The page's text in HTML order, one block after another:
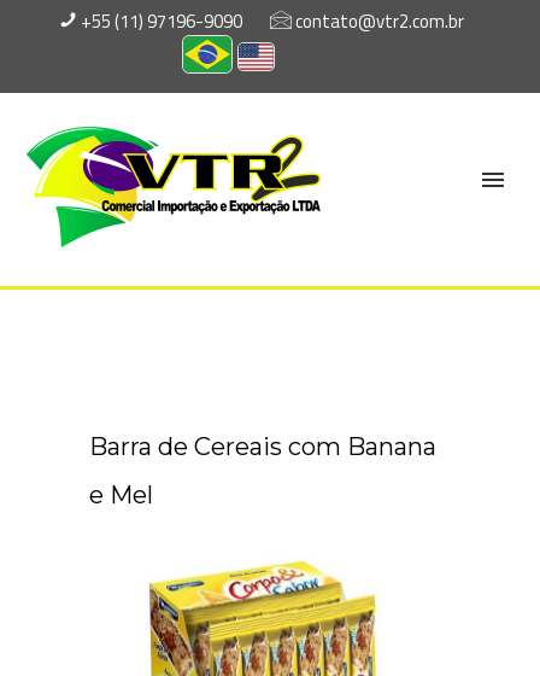
+55 (11) 97196-9090 contato@vtr2.com.br
Barra de Cereais com Banana
e Mel